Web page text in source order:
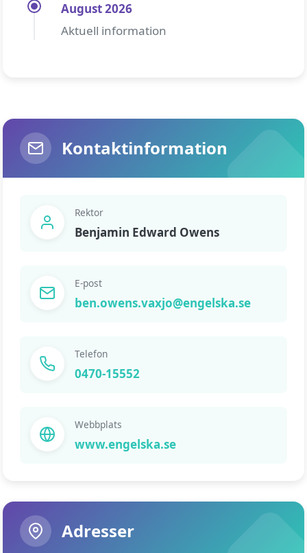
August 2026
Aktuell information
Kontaktinformation
Rektor
Benjamin Edward Owens
E-post
ben.owens.vaxjo@engelska.se
Telefon
0470-15552
Webbplats
www.engelska.se
Adresser